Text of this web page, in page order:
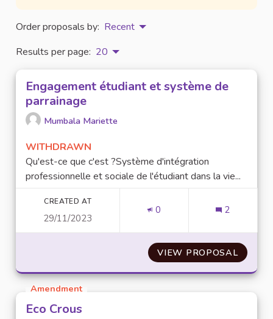
Order proposals by: Recent
Results per page: 20
Engagement étudiant et système de
parrainage
Mumbala Mariette
WITHDRAWN
Qu'est-ce que c'est ?Système d'intégration
professionnelle et sociale de l'étudiant dans la vie...
CREATED AT
29/11/2023
0 2
VIEW PROPOSAL
Amendment
Eco Crous